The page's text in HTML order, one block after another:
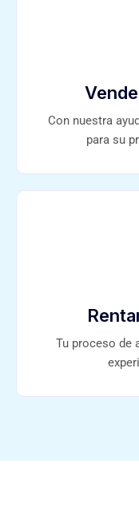
Con nuestra
para su
Tu proceso de